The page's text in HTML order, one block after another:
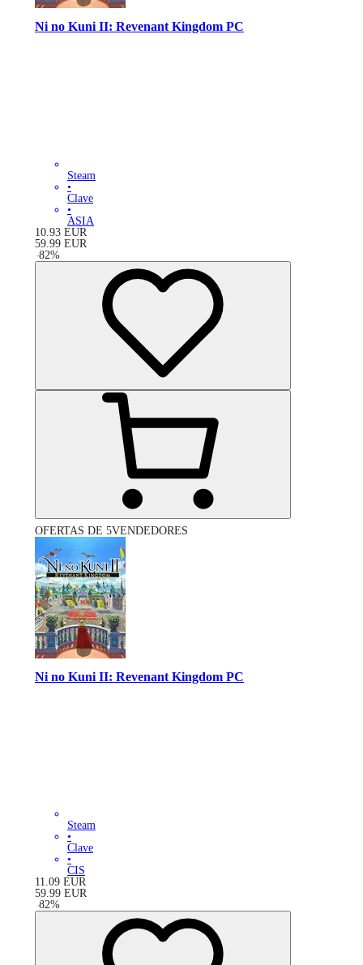
Ni no Kuni II: Revenant Kingdom PC
Steam
•
Clave
•
ASIA
10.93 EUR
59.99 EUR
-82%
OFERTAS DE 5VENDEDORES
Ni no Kuni II: Revenant Kingdom PC
Steam
•
Clave
•
CIS
11.09 EUR
59.99 EUR
-82%